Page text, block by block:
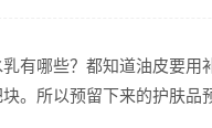
有哪些？都知道油皮要
。所以预留下来的护肤品